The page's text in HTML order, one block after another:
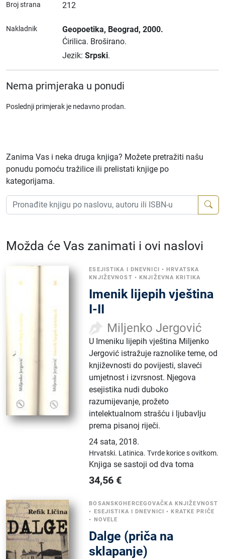
Broj strana 212
Nakladnik Geopoetika, Beograd, 2000.
Ćirilica. Broširano.
Jezik: Srpski.
Nema primjeraka u ponudi
Poslednji primjerak je nedavno prodan.
Zanima Vas i neka druga knjiga? Možete pretražiti našu
ponudu pomoću tražilice ili prelistati knjige po
kategorijama.
Možda će Vas zanimati i ovi naslovi
ESEJISTIKA I DNEVNICI •HRVATSKA
KNJIŽEVNOST •KNJIŽEVNA KRITIKA
Imenik lijepih vještina
I-II
Miljenko Jergović
U Imeniku lijepih vještina Miljenko
Jergović istražuje raznolike teme, od
književnosti do povijesti, slaveći
umjetnost i izvrsnost. Njegova
esejistika nudi duboko
razumijevanje, prožeto
intelektualnom strašću i ljubavlju
prema pisanoj riječi.
24 sata,2018.
Hrvatski. Latinica.Tvrde korice s ovitkom.
Knjiga se sastoji od dva toma
34,56 €
BOSANSKOHERCEGOVAČKA KNJIŽEVNOST
• ESEJISTIKA I DNEVNICI •KRATKE PRIČE
• NOVELE
Dalge (priča na
sklapanje)